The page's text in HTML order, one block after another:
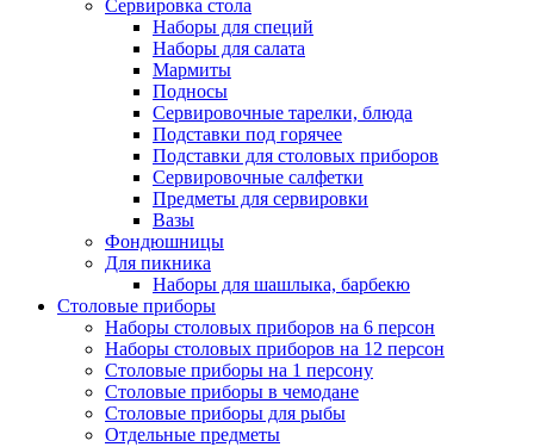
Сервировка стола
Наборы для специй
Наборы для салата
Мармиты
Подносы
Сервировочные тарелки, блюда
Подставки под горячее
Подставки для столовых приборов
Сервировочные салфетки
Предметы для сервировки
Вазы
Фондюшницы
Для пикника
Наборы для шашлыка, барбекю
Столовые приборы
Наборы столовых приборов на 6 персон
Наборы столовых приборов на 12 персон
Столовые приборы на 1 персону
Столовые приборы в чемодане
Столовые приборы для рыбы
Отдельные предметы